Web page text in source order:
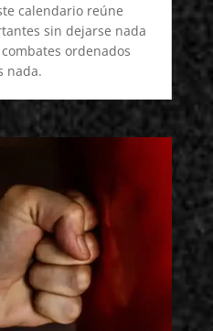
calendario reúne
sin dejarse nada
ordenados
nada.